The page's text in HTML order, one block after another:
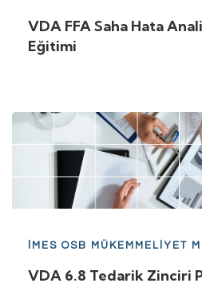
VDA FFA Saha Hata
Eğitimi
İMES OSB MÜKEMMELİYET
VDA 6.8 Tedarik Zinciri